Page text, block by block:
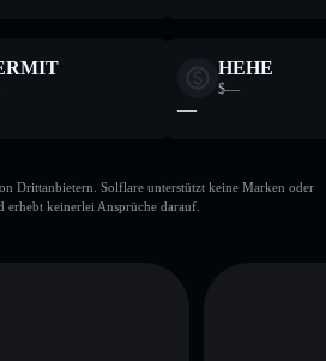
HEHE
$—
—
Drittanbietern. Solflare unterstützt keine Marken oder
keinerlei Ansprüche darauf.